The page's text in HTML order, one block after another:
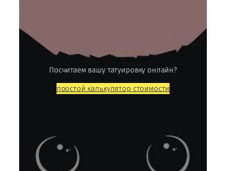
Посчитаем вашу татуировку онлайн?
простой калькулятор стоимости